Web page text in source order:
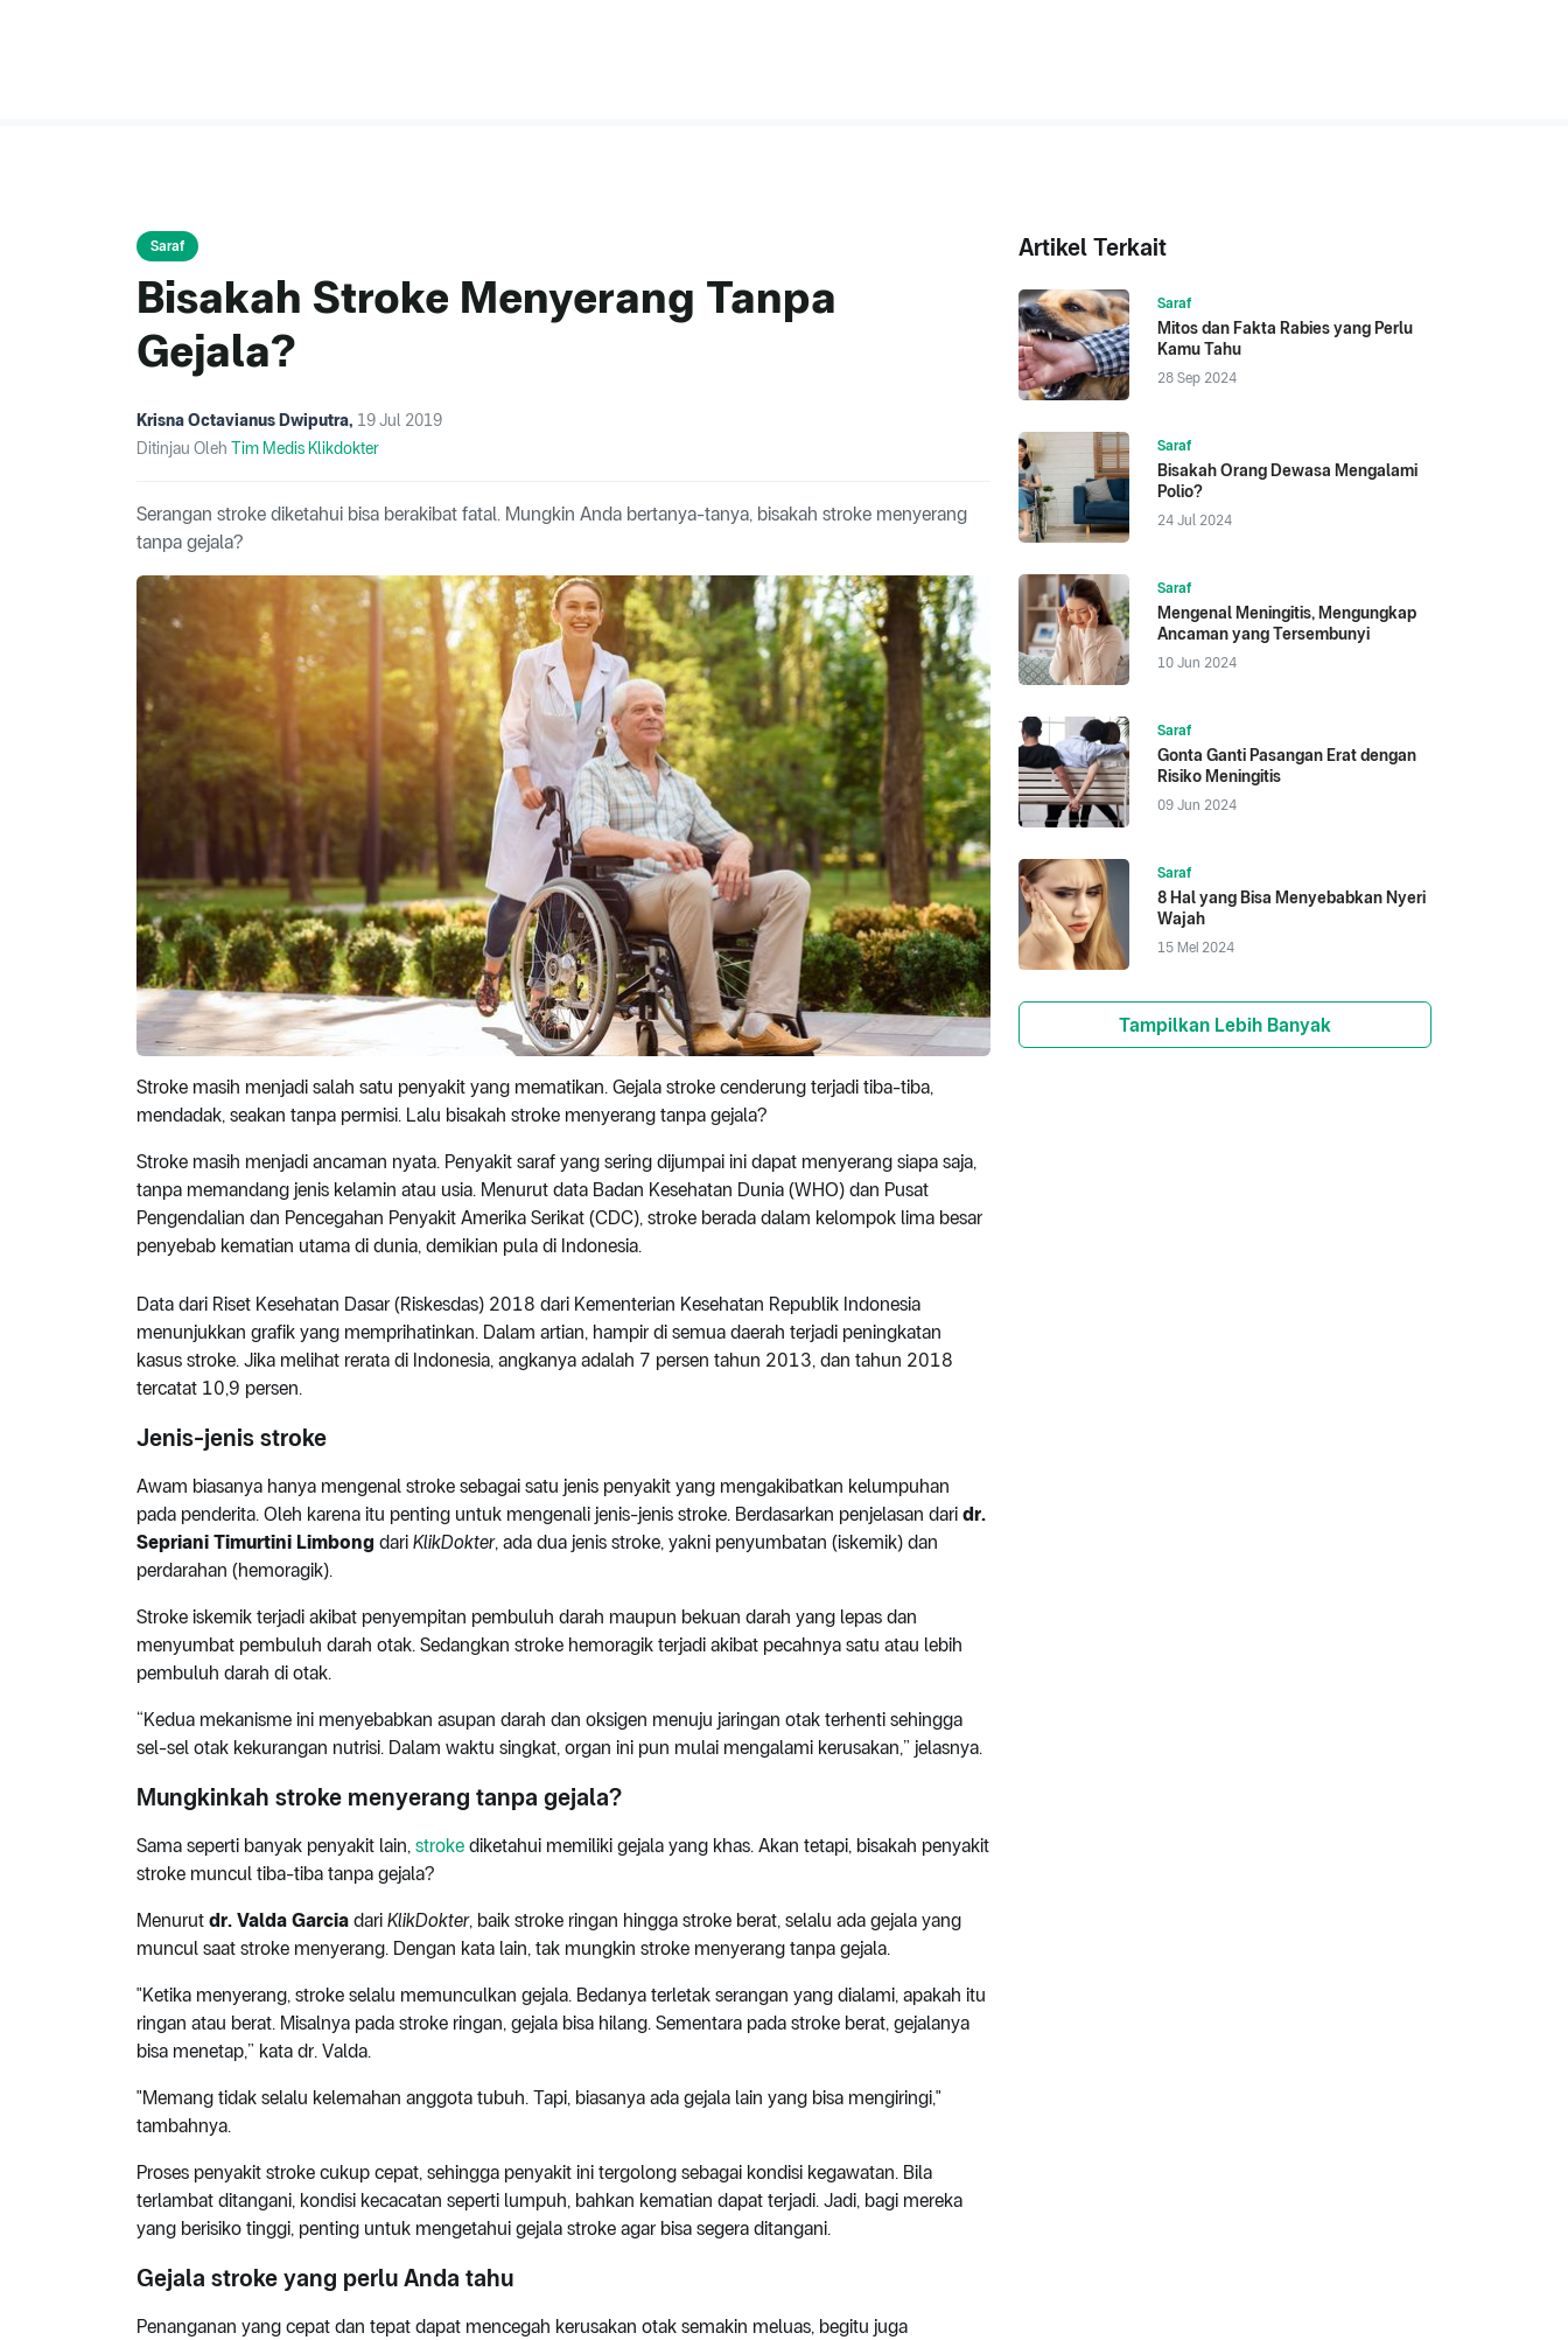
Saraf
Bisakah Stroke Menyerang Tanpa
Gejala?
Krisna Octavianus Dwiputra, 19 Jul 2019
Ditinjau Oleh Tim Medis Klikdokter
Serangan stroke diketahui bisa berakibat fatal. Mungkin Anda bertanya-tanya, bisakah stroke menyerang
tanpa gejala?
Stroke masih menjadi salah satu penyakit yang mematikan. Gejala stroke cenderung terjadi tiba-tiba,
mendadak, seakan tanpa permisi. Lalu bisakah stroke menyerang tanpa gejala?
Stroke masih menjadi ancaman nyata. Penyakit saraf yang sering dijumpai ini dapat menyerang siapa saja,
tanpa memandang jenis kelamin atau usia. Menurut data Badan Kesehatan Dunia (WHO) dan Pusat
Pengendalian dan Pencegahan Penyakit Amerika Serikat (CDC), stroke berada dalam kelompok lima besar
penyebab kematian utama di dunia, demikian pula di Indonesia.
Data dari Riset Kesehatan Dasar (Riskesdas) 2018 dari Kementerian Kesehatan Republik Indonesia
menunjukkan grafik yang memprihatinkan. Dalam artian, hampir di semua daerah terjadi peningkatan
kasus stroke. Jika melihat rerata di Indonesia, angkanya adalah 7 persen tahun 2013, dan tahun 2018
tercatat 10,9 persen.
Jenis-jenis stroke
Awam biasanya hanya mengenal stroke sebagai satu jenis penyakit yang mengakibatkan kelumpuhan
pada penderita. Oleh karena itu penting untuk mengenali jenis-jenis stroke. Berdasarkan penjelasan dari dr.
Sepriani Timurtini Limbong dari KlikDokter, ada dua jenis stroke, yakni penyumbatan (iskemik) dan
perdarahan (hemoragik).
Stroke iskemik terjadi akibat penyempitan pembuluh darah maupun bekuan darah yang lepas dan
menyumbat pembuluh darah otak. Sedangkan stroke hemoragik terjadi akibat pecahnya satu atau lebih
pembuluh darah di otak.
“Kedua mekanisme ini menyebabkan asupan darah dan oksigen menuju jaringan otak terhenti sehingga
sel-sel otak kekurangan nutrisi. Dalam waktu singkat, organ ini pun mulai mengalami kerusakan,” jelasnya.
Mungkinkah stroke menyerang tanpa gejala?
Sama seperti banyak penyakit lain, stroke diketahui memiliki gejala yang khas. Akan tetapi, bisakah penyakit
stroke muncul tiba-tiba tanpa gejala?
Menurut dr. Valda Garcia dari KlikDokter, baik stroke ringan hingga stroke berat, selalu ada gejala yang
muncul saat stroke menyerang. Dengan kata lain, tak mungkin stroke menyerang tanpa gejala.
"Ketika menyerang, stroke selalu memunculkan gejala. Bedanya terletak serangan yang dialami, apakah itu
ringan atau berat. Misalnya pada stroke ringan, gejala bisa hilang. Sementara pada stroke berat, gejalanya
bisa menetap,” kata dr. Valda.
"Memang tidak selalu kelemahan anggota tubuh. Tapi, biasanya ada gejala lain yang bisa mengiringi,"
tambahnya.
Proses penyakit stroke cukup cepat, sehingga penyakit ini tergolong sebagai kondisi kegawatan. Bila
terlambat ditangani, kondisi kecacatan seperti lumpuh, bahkan kematian dapat terjadi. Jadi, bagi mereka
yang berisiko tinggi, penting untuk mengetahui gejala stroke agar bisa segera ditangani.
Gejala stroke yang perlu Anda tahu
Penanganan yang cepat dan tepat dapat mencegah kerusakan otak semakin meluas, begitu juga
Artikel Terkait
Saraf
Mitos dan Fakta Rabies yang Perlu
Kamu Tahu
28 Sep 2024
Saraf
Bisakah Orang Dewasa Mengalami
Polio?
24 Jul 2024
Saraf
Mengenal Meningitis, Mengungkap
Ancaman yang Tersembunyi
10 Jun 2024
Saraf
Gonta Ganti Pasangan Erat dengan
Risiko Meningitis
09 Jun 2024
Saraf
8 Hal yang Bisa Menyebabkan Nyeri
Wajah
15 Mei 2024
Tampilkan Lebih Banyak